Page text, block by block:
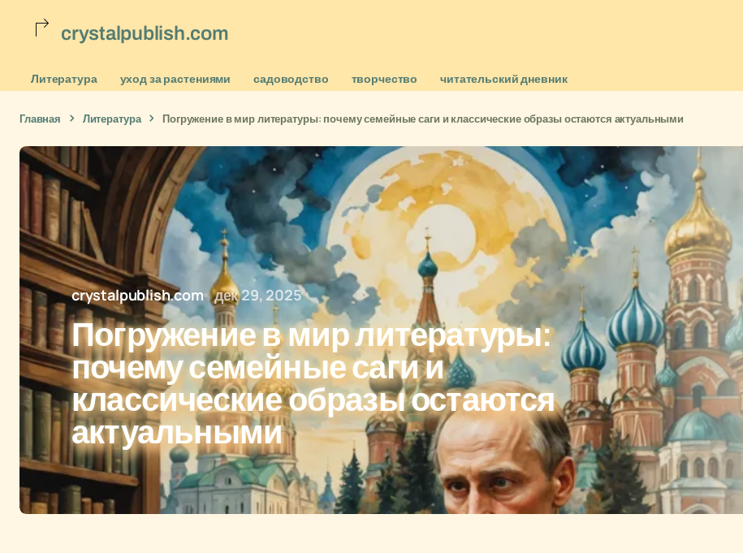
crystalpublish.com
Литература уход за растениями садоводство творчество читательский дневник
Главная Литература Погружение в мир литературы: почему семейные саги и классические образы остаются актуальными
crystalpublish.com дек 29, 2025
Погружение в мир литературы:
почему семейные саги и
классические образы остаются
актуальными